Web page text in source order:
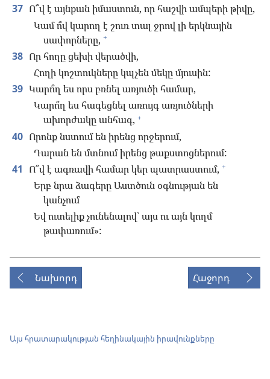
37 Ո՞վ է այնքան իմաստուն, որ հաշվի ամպերի թիվը,
Կամ ո՞վ կարող է շուռ տալ ջրով լի երկնային
սափորները, +
38 Որ հողը ցեխի վերածվի,
Հողի կոշտուկները կպչեն մեկը մյուսին:
39 Կարո՞ղ ես որս բռնել առյուծի համար,
Կարո՞ղ ես հագեցնել առույգ առյուծների
ախորժակը անհագ, +
40 Որոնք նստում են իրենց որջերում,
Դարան են մտնում իրենց թաքստոցներում:
41 Ո՞վ է ագռավի համար կեր պատրաստում, +
Երբ նրա ձագերը Աստծուն օգնության են
կանչում
Եվ ուտելիք չունենալով՝ այս ու այն կողմ
թափառում»:
Նախորդ Հաջորդ
Այս հրատարակության հեղինակային իրավունքները